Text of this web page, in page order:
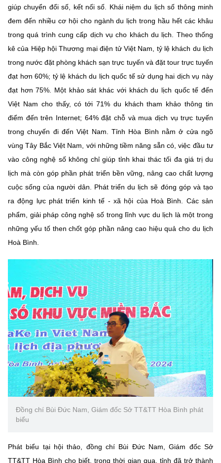
giúp chuyển đổi số, kết nối số. Khái niệm du lịch số thông minh
đem đến nhiều cơ hội cho ngành du lịch trong hầu hết các khâu
trong quá trình cung cấp dịch vụ cho khách du lịch. Theo thống
kê của Hiệp hội Thương mại điện tử Việt Nam, tỷ lệ khách du lịch
trong nước đặt phòng khách sạn trực tuyến và đặt tour trực tuyến
đạt hơn 60%; tỷ lệ khách du lịch quốc tế sử dụng hai dịch vụ này
đạt hơn 75%. Một khảo sát khác với khách du lịch quốc tế đến
Việt Nam cho thấy, có tới 71% du khách tham khảo thông tin
điểm đến trên Internet; 64% đặt chỗ và mua dịch vụ trực tuyến
trong chuyến đi đến Việt Nam. Tỉnh Hòa Bình nằm ở cửa ngõ
vùng Tây Bắc Việt Nam, với những tiềm năng sẵn có, việc đầu tư
vào công nghệ số không chỉ giúp tỉnh khai thác tối đa giá trị du
lịch mà còn góp phần phát triển bền vững, nâng cao chất lượng
cuộc sống của người dân. Phát triển du lịch sẽ đóng góp và tạo
ra động lực phát triển kinh tế - xã hội của Hoà Bình. Các sản
phẩm, giải pháp công nghệ số trong lĩnh vực du lịch là một trong
những yếu tố then chốt góp phần nâng cao hiệu quả cho du lịch
Hoà Bình.
Đồng chí Bùi Đức Nam, Giám đốc Sở TT&TT Hòa Bình phát
biểu
Phát biểu tại hội thảo, đồng chí Bùi Đức Nam, Giám đốc Sở
TT&TT Hòa Bình cho biết, trong thời gian qua, tỉnh đã trở thành